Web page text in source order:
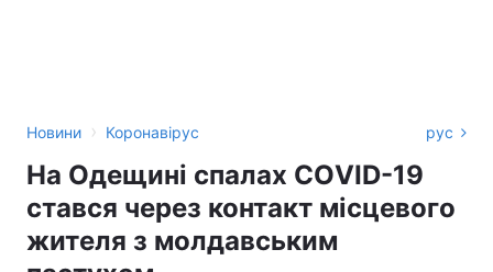
Новини › Коронавірус рус
На Одещині спалах СОVID-19
стався через контакт місцевого
жителя з молдавським